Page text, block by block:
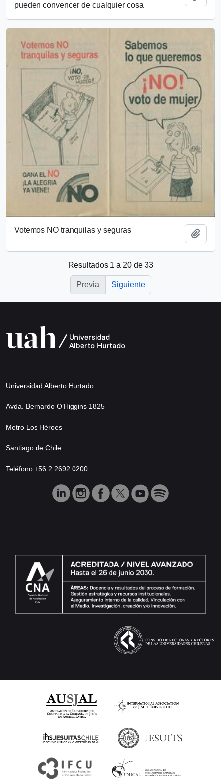
pueden convencer de cualquier cosa
Votemos NO tranquilas y seguras
Resultados 1 a 20 de 33
Previa Siguiente
Universidad Alberto Hurtado
Avda. Bernardo O’Higgins 1825
Metro Los Héroes
Santiago de Chile
Teléfono +56 2 2692 0200